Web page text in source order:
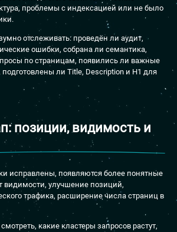
проблемы с индексацией или не было
отслеживать: проведён ли аудит,
ошибки, собрана ли семантика,
по страницам, появились ли важные
ли Title, Description и H1 для
позиции, видимость и
исправлены, появляются более понятные
видимости, улучшение позиций,
трафика, расширение числа страниц в
какие кластеры запросов растут,